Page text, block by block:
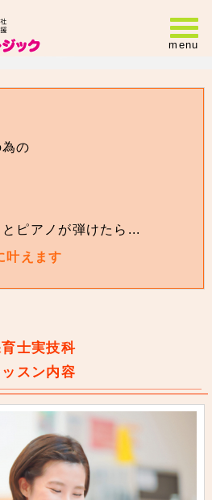
menu
士実技科
の
ピアノが弾けたら...
叶えます
士実技科
ッスン内容